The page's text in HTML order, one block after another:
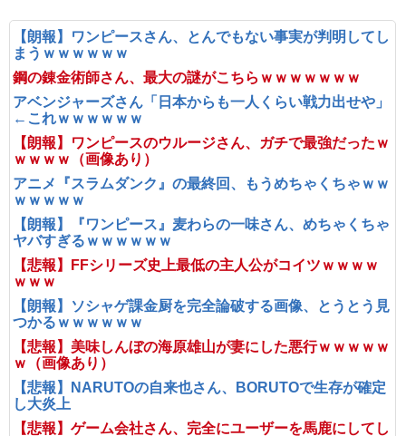
【朗報】ワンピースさん、とんでもない事実が判明してし
まうｗｗｗｗｗｗ
鋼の錬金術師さん、最大の謎がこちらｗｗｗｗｗｗｗ
アベンジャーズさん「日本からも一人くらい戦力出せや」
←これｗｗｗｗｗｗ
【朗報】ワンピースのウルージさん、ガチで最強だったｗ
ｗｗｗｗ（画像あり）
アニメ『スラムダンク』の最終回、もうめちゃくちゃｗｗ
ｗｗｗｗｗ
【朗報】『ワンピース』麦わらの一味さん、めちゃくちゃ
ヤバすぎるｗｗｗｗｗｗ
【悲報】FFシリーズ史上最低の主人公がコイツｗｗｗｗ
ｗｗｗ
【朗報】ソシャゲ課金厨を完全論破する画像、とうとう見
つかるｗｗｗｗｗｗ
【悲報】美味しんぼの海原雄山が妻にした悪行ｗｗｗｗｗ
ｗ（画像あり）
【悲報】NARUTOの自来也さん、BORUTOで生存が確定
し大炎上
【悲報】ゲーム会社さん、完全にユーザーを馬鹿にしてし